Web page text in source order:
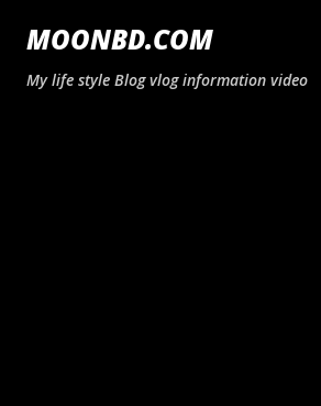
সরাসরি প্রধান সামগ্রীতে চলে যান
MOONBD.COM
My life style Blog vlog information video